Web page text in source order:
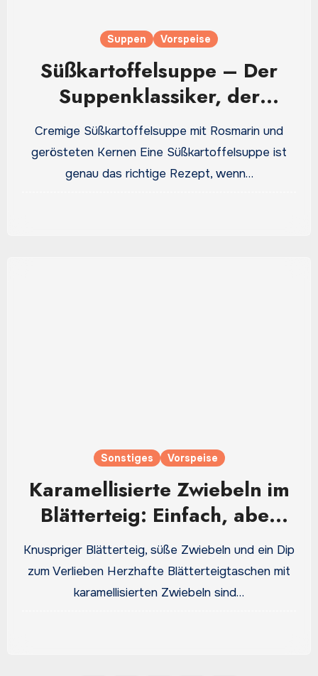
Suppen Vorspeise
Süßkartoffelsuppe – Der
Suppenklassiker, der
cremiger wird, als man
erwartet
Cremige Süßkartoffelsuppe mit Rosmarin und
gerösteten Kernen Eine Süßkartoffelsuppe ist
genau das richtige Rezept, wenn…
Sonstiges Vorspeise
Karamellisierte Zwiebeln im
Blätterteig: Einfach, aber
richtig lecker
Knuspriger Blätterteig, süße Zwiebeln und ein Dip
zum Verlieben Herzhafte Blätterteigtaschen mit
karamellisierten Zwiebeln sind…